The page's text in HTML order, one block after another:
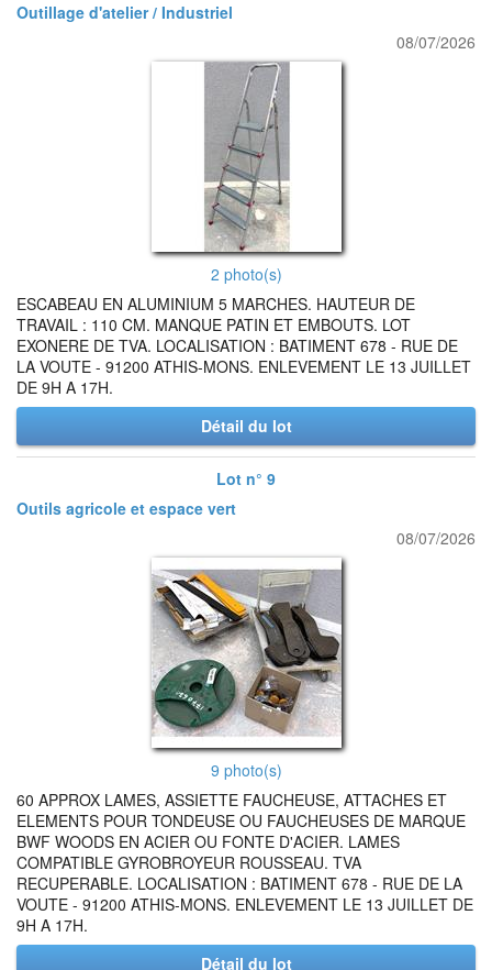
Outillage d'atelier / Industriel
08/07/2026
2 photo(s)
ESCABEAU EN ALUMINIUM 5 MARCHES. HAUTEUR DE
TRAVAIL : 110 CM. MANQUE PATIN ET EMBOUTS. LOT
EXONERE DE TVA. LOCALISATION : BATIMENT 678 - RUE DE
LA VOUTE - 91200 ATHIS-MONS. ENLEVEMENT LE 13 JUILLET
DE 9H A 17H.
Détail du lot
Lot n° 9
Outils agricole et espace vert
08/07/2026
9 photo(s)
60 APPROX LAMES, ASSIETTE FAUCHEUSE, ATTACHES ET
ELEMENTS POUR TONDEUSE OU FAUCHEUSES DE MARQUE
BWF WOODS EN ACIER OU FONTE D'ACIER. LAMES
COMPATIBLE GYROBROYEUR ROUSSEAU. TVA
RECUPERABLE. LOCALISATION : BATIMENT 678 - RUE DE LA
VOUTE - 91200 ATHIS-MONS. ENLEVEMENT LE 13 JUILLET DE
9H A 17H.
Détail du lot